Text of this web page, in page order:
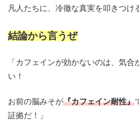
凡人たちに、冷徹な真実を叩きつけ
結論から言うぜ
「カフェインが効かないのは、気合
い！
お前の脳みそが『カフェイン耐性』
証拠だ！」